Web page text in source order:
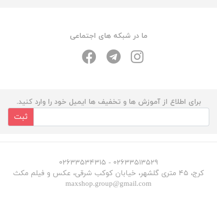
ما در شبکه های اجتماعی
برای اطلاع از آموزش ها و تخفیف ها ایمیل خود را وارد کنید.
ثبت
۰۲۶۳۳۵۱۳۵۲۹ - ۰۲۶۳۳۵۳۴۳۱۵
کرج، ۴۵ متری گلشهر، خیابان کوکب شرقی، عکس و فیلم مکث
maxshop.group@gmail.com